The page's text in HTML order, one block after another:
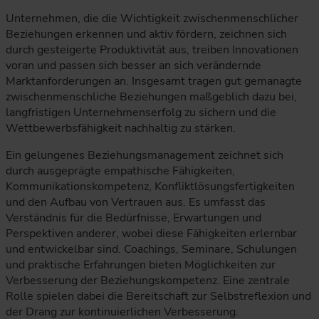
Unternehmen, die die Wichtigkeit zwischenmenschlicher
Beziehungen erkennen und aktiv fördern, zeichnen sich
durch gesteigerte Produktivität aus, treiben Innovationen
voran und passen sich besser an sich verändernde
Marktanforderungen an. Insgesamt tragen gut gemanagte
zwischenmenschliche Beziehungen maßgeblich dazu bei,
langfristigen Unternehmenserfolg zu sichern und die
Wettbewerbsfähigkeit nachhaltig zu stärken.
Ein gelungenes Beziehungsmanagement zeichnet sich
durch ausgeprägte empathische Fähigkeiten,
Kommunikationskompetenz, Konfliktlösungsfertigkeiten
und den Aufbau von Vertrauen aus. Es umfasst das
Verständnis für die Bedürfnisse, Erwartungen und
Perspektiven anderer, wobei diese Fähigkeiten erlernbar
und entwickelbar sind. Coachings, Seminare, Schulungen
und praktische Erfahrungen bieten Möglichkeiten zur
Verbesserung der Beziehungskompetenz. Eine zentrale
Rolle spielen dabei die Bereitschaft zur Selbstreflexion und
der Drang zur kontinuierlichen Verbesserung.